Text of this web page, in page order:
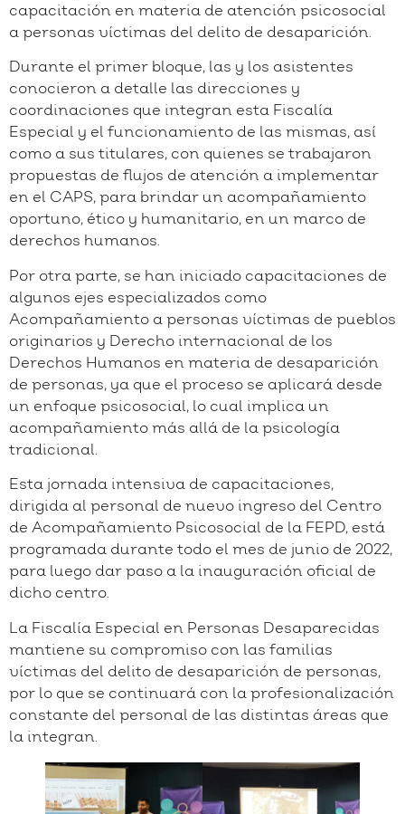
capacitación en materia de atención psicosocial
a personas víctimas del delito de desaparición.
Durante el primer bloque, las y los asistentes
conocieron a detalle las direcciones y
coordinaciones que integran esta Fiscalía
Especial y el funcionamiento de las mismas, así
como a sus titulares, con quienes se trabajaron
propuestas de flujos de atención a implementar
en el CAPS, para brindar un acompañamiento
oportuno, ético y humanitario, en un marco de
derechos humanos.
Por otra parte, se han iniciado capacitaciones de
algunos ejes especializados como
Acompañamiento a personas víctimas de pueblos
originarios y Derecho internacional de los
Derechos Humanos en materia de desaparición
de personas, ya que el proceso se aplicará desde
un enfoque psicosocial, lo cual implica un
acompañamiento más allá de la psicología
tradicional.
Esta jornada intensiva de capacitaciones,
dirigida al personal de nuevo ingreso del Centro
de Acompañamiento Psicosocial de la FEPD, está
programada durante todo el mes de junio de 2022,
para luego dar paso a la inauguración oficial de
dicho centro.
La Fiscalía Especial en Personas Desaparecidas
mantiene su compromiso con las familias
víctimas del delito de desaparición de personas,
por lo que se continuará con la profesionalización
constante del personal de las distintas áreas que
la integran.